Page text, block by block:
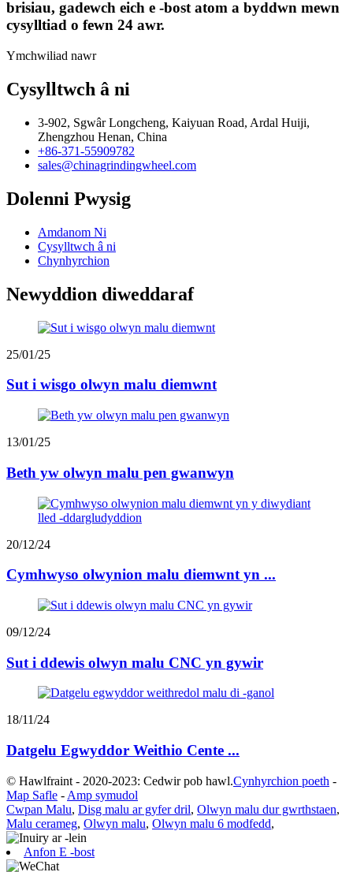
brisiau, gadewch eich e -bost atom a byddwn mewn
cysylltiad o fewn 24 awr.
Ymchwiliad nawr
Cysylltwch â ni
3-902, Sgwâr Longcheng, Kaiyuan Road, Ardal Huiji,
Zhengzhou Henan, China
+86-371-55909782
sales@chinagrindingwheel.com
Dolenni Pwysig
Amdanom Ni
Cysylltwch â ni
Chynhyrchion
Newyddion diweddaraf
25/01/25
Sut i wisgo olwyn malu diemwnt
13/01/25
Beth yw olwyn malu pen gwanwyn
20/12/24
Cymhwyso olwynion malu diemwnt yn ...
09/12/24
Sut i ddewis olwyn malu CNC yn gywir
18/11/24
Datgelu Egwyddor Weithio Cente ...
© Hawlfraint - 2020-2023: Cedwir pob hawl.Cynhyrchion poeth -
Map Safle - Amp symudol
Cwpan Malu, Disg malu ar gyfer dril, Olwyn malu dur gwrthstaen,
Malu cerameg, Olwyn malu, Olwyn malu 6 modfedd,
Anfon E -bost